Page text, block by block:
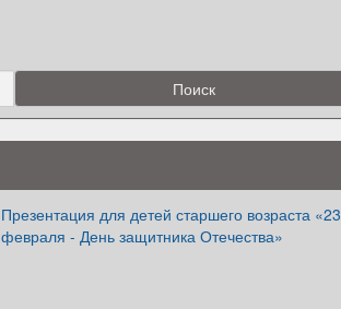
Презентация для детей старшего возраста «23
февраля - День защитника Отечества»